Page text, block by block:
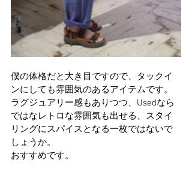
僕の体格だと大き目ですので、タックイ
ンにしても雰囲気のあるアイテムです。
ラグジュアリー感もありつつ、Usedなら
ではなレトロな雰囲気も出せる、スタイ
リングにスパイスとなる一枚ではないで
しょうか。
おすすめです。